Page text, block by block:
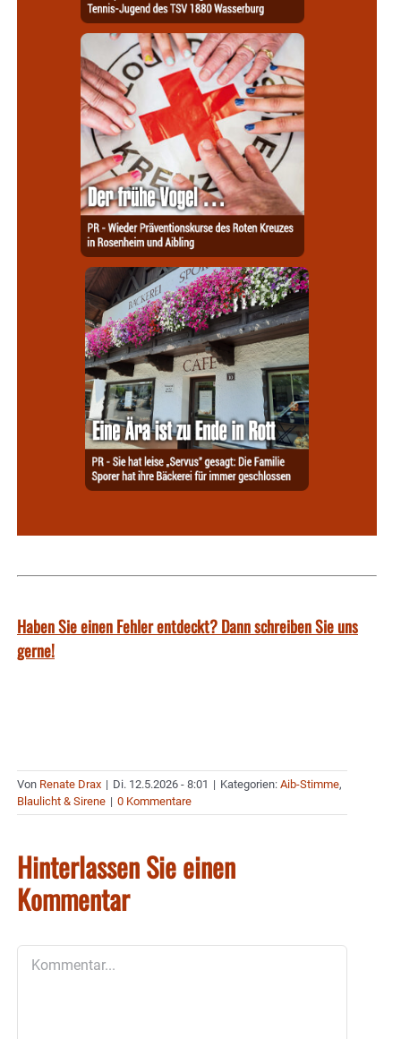
Haben Sie einen Fehler entdeckt? Dann schreiben Sie uns
gerne!
Von Renate Drax | Di. 12.5.2026 - 8:01 | Kategorien: Aib-Stimme,
Blaulicht & Sirene | 0 Kommentare
Hinterlassen Sie einen
Kommentar